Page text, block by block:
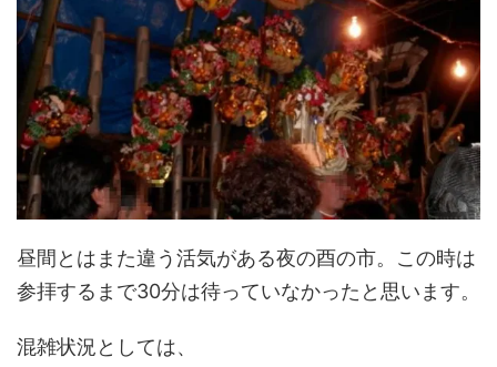
昼間とはまた違う活気がある夜の酉の市。この時は
参拝するまで30分は待っていなかったと思います。
混雑状況としては、